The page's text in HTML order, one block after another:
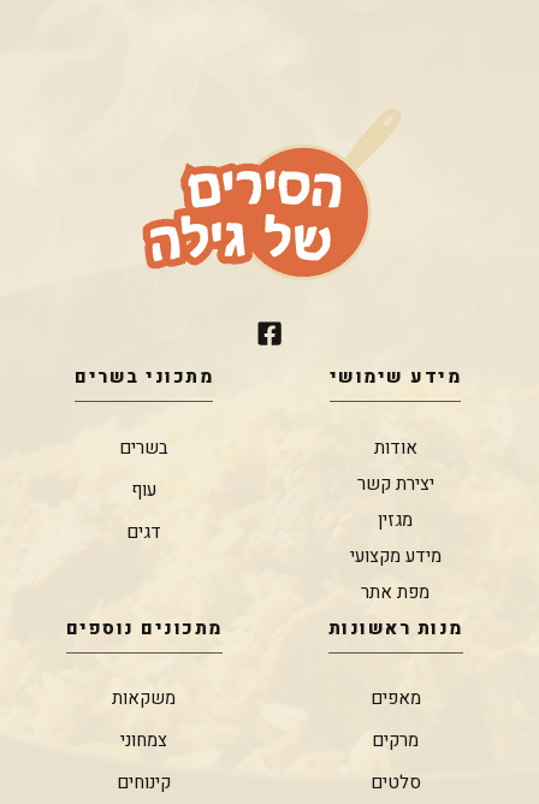
מידע שימושי
אודות
יצירת קשר
מגזין
מידע מקצועי
מפת אתר
מתכוני בשרים
בשרים
עוף
דגים
מנות ראשונות
מאפים
מרקים
סלטים
מתכונים נוספים
משקאות
צמחוני
קינוחים